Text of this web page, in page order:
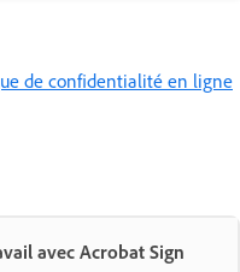
de confidentialité en ligne
avec Acrobat Sign